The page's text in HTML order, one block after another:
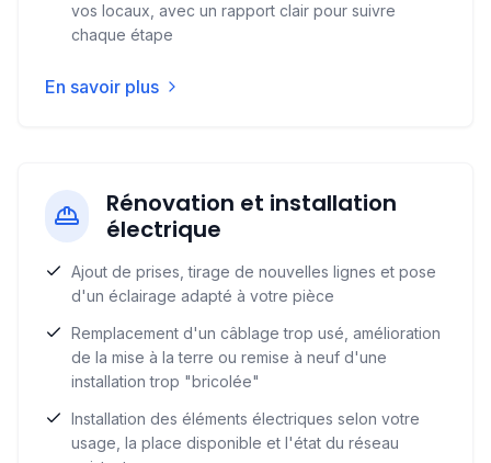
vos locaux, avec un rapport clair pour suivre
chaque étape
En savoir plus
Rénovation et installation
électrique
Ajout de prises, tirage de nouvelles lignes et pose
d'un éclairage adapté à votre pièce
Remplacement d'un câblage trop usé, amélioration
de la mise à la terre ou remise à neuf d'une
installation trop "bricolée"
Installation des éléments électriques selon votre
usage, la place disponible et l'état du réseau